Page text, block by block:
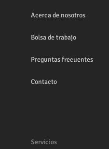
Acerca de nosotros
Bolsa de trabajo
Preguntas frecuentes
Contacto
Servicios